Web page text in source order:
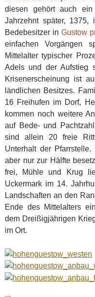
diesen gehört auch
Jahrzehnt später,
Bedebesitzer in Gustow
einfachen Vorgängen
Mittelalter typischer
Adels und der Aufstieg
Krisenerscheinung ist
ländlichen Besitzes.
16 Freihufen im Dorf,
kommen noch weitere
auf Bede- und
sind allein 20 freie
Unterhalt der
aber nur zur Hälfte
frei, Mühle und Krug
Uckermark im 14.
Landschaften an den
Ende des Mittelalters
dem Dreißigjährigen
im Ort.